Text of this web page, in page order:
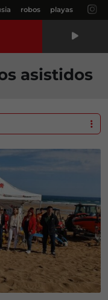
robos playas
asistidos